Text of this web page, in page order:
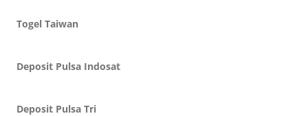
Togel Taiwan
Deposit Pulsa Indosat
Deposit Pulsa Tri